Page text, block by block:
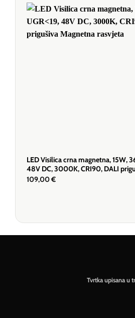
LED Visilica crna magnetna, 15W,
48V DC, 3000K, CRI90, DALI
109,00€
Tvrtka upisana u